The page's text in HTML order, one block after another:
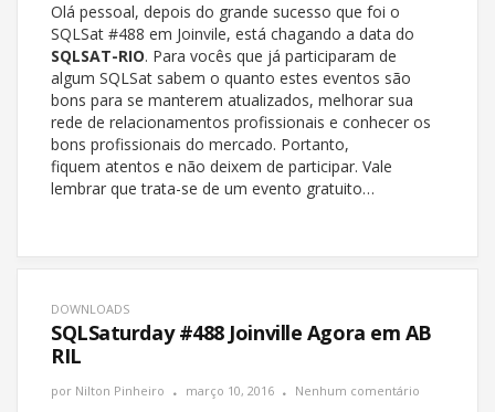
Olá pessoal, depois do grande sucesso que foi o
SQLSat #488 em Joinvile, está chagando a data do
SQLSAT-RIO. Para vocês que já participaram de
algum SQLSat sabem o quanto estes eventos são
bons para se manterem atualizados, melhorar sua
rede de relacionamentos profissionais e conhecer os
bons profissionais do mercado. Portanto,
fiquem atentos e não deixem de participar. Vale
lembrar que trata-se de um evento gratuito…
DOWNLOADS
SQLSaturday #488 Joinville Agora em AB
RIL
por Nilton Pinheiro março 10, 2016 Nenhum comentário